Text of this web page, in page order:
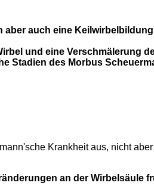
auch eine
und eine Verschmälerung
Stadien des Morbus
Krankheit aus, nicht
an der Wirbelsäule